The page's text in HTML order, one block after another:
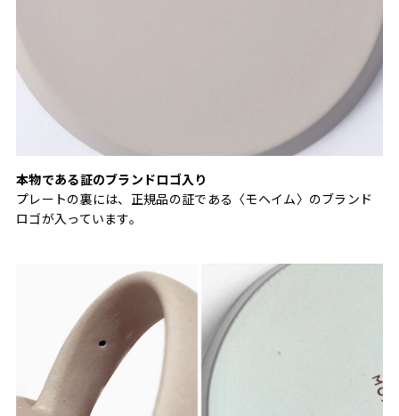
本物である証のブランドロゴ入り
プレートの裏には、正規品の証である〈モヘイム〉のブランド
ロゴが入っています。